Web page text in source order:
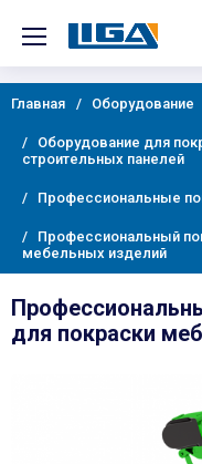
Главная Оборудование
Оборудование для
строительных панелей
Профессиональные
Профессиональный
мебельных изделий
для покраски